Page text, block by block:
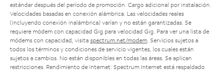
estándar después del período de promoción. Cargo adicional por instalación.
Velocidades basadas en conexión alámbrica. Las velocidades reales
(incluyendo conexión inalámbrica) varían y no están garantizadas. Se
requiere módem con capacidad Gig para velocidad Gig. Para ver una lista de
módems con capacidad, visita spectrum.net/modem . Servicios sujetos a
todos los términos y condiciones de servicio vigentes, los cuales están
sujetos a cambios. No están disponibles en todas las áreas. Se aplican
restricciones. Rendimiento de Internet: Spectrum Internet está respaldado